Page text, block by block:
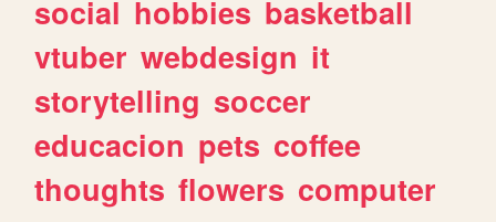
social hobbies basketball
vtuber webdesign it
storytelling soccer
educacion pets coffee
thoughts flowers computer